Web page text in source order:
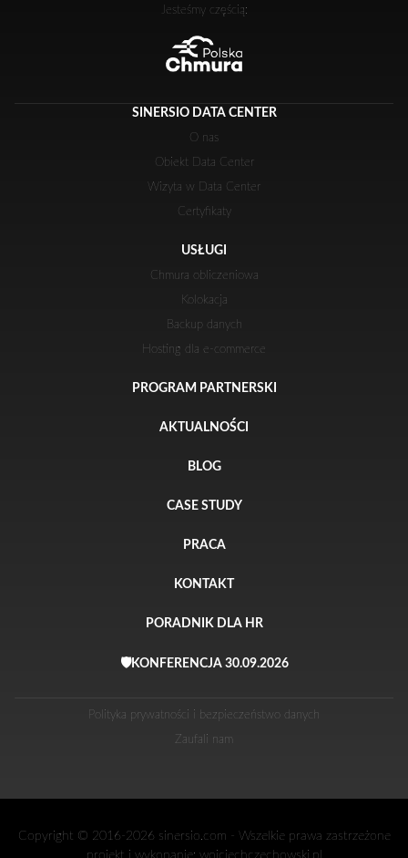
Jesteśmy częścią:
SINERSIO DATA CENTER
O nas
Obiekt Data Center
Wizyta w Data Center
Certyfikaty
USŁUGI
Chmura obliczeniowa
Kolokacja
Backup danych
Hosting dla e-commerce
PROGRAM PARTNERSKI
AKTUALNOŚCI
BLOG
CASE STUDY
PRACA
KONTAKT
PORADNIK DLA HR
🛡️KONFERENCJA 30.09.2026
Polityka prywatności i bezpieczeństwo danych
Zaufali nam
Copyright © 2016-2026 sinersio.com - Wszelkie prawa zastrzeżone
projekt i wykonanie: wojciechczechowski.pl